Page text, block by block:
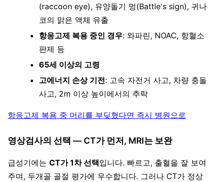
(raccoon eye), 유양돌기 멍(Battle's sign), 귀나
코의 맑은 액체 유출
항응고제 복용 중인 경우: 와파린, NOAC, 항혈소
판제 등
65세 이상의 고령
고에너지 손상 기전: 고속 자전거 사고, 차량 충돌
사고, 2m 이상 높이에서의 추락
항응고제 복용 중 머리를 부딪혔다면 즉시 병원으로
영상검사의 선택 — CT가 먼저, MRI는 보완
급성기에는 CT가 1차 선택입니다. 빠르고, 출혈을 잘 보여
주며, 두개골 골절 평가에 우수합니다. 그러나 CT가 정상